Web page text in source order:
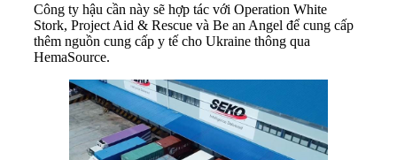
Công ty hậu cần này sẽ hợp tác với Operation White
Stork, Project Aid & Rescue và Be an Angel để cung cấp
thêm nguồn cung cấp y tế cho Ukraine thông qua
HemaSource.